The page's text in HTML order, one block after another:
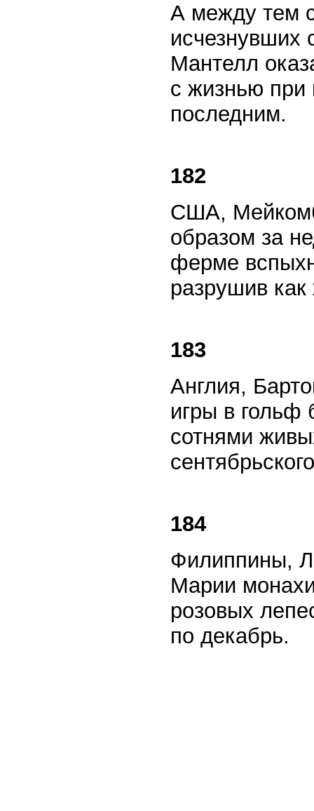
А между тем
исчезнувших
Мантелл
с жизнью при
последним.
182
США,
образом за
ферме
разрушив
183
Англия,
игры в гольф
сотнями
184
Филиппины,
Марии
розовых
по декабрь.